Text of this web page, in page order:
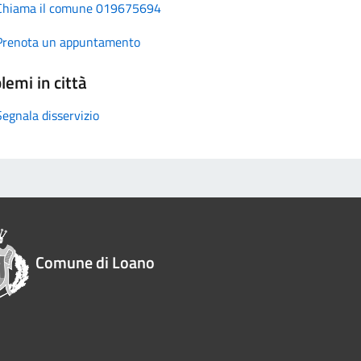
il comune 019675694
un appuntamento
in città
disservizio
Comune di Loano